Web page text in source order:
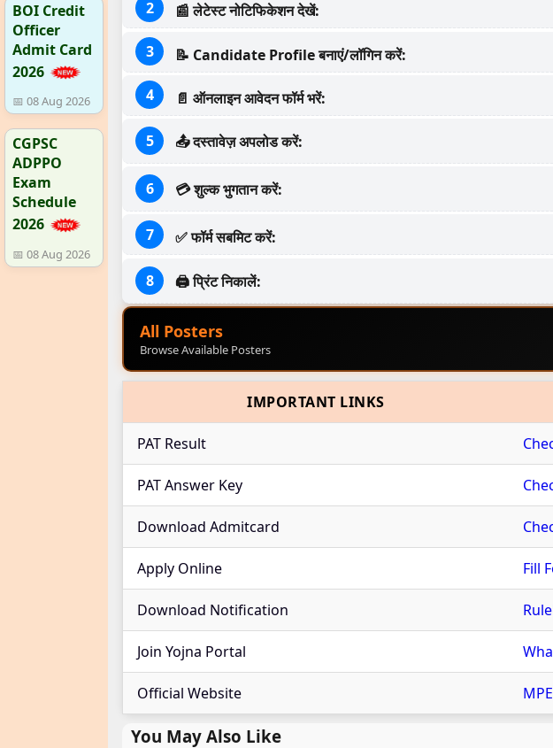
BOI Credit
Officer
Admit Card
2026
📅 08 Aug 2026
CGPSC
ADPPO
Exam
Schedule
2026
📅 08 Aug 2026
📰 लेटेस्ट नोटिफिकेशन देखें:
📝 Candidate Profile बनाएं/लॉगिन करें:
📄 ऑनलाइन आवेदन फॉर्म भरें:
📤 दस्तावेज़ अपलोड करें:
💳 शुल्क भुगतान करें:
✅ फॉर्म सबमिट करें:
🖨 प्रिंट निकालें:
All Posters
Browse Available Posters
IMPORTANT LINKS
PAT Result
PAT Answer Key
Download Admitcard
Apply Online Fill
Download Notification
Join Yojna Portal
Official Website
You May Also Like